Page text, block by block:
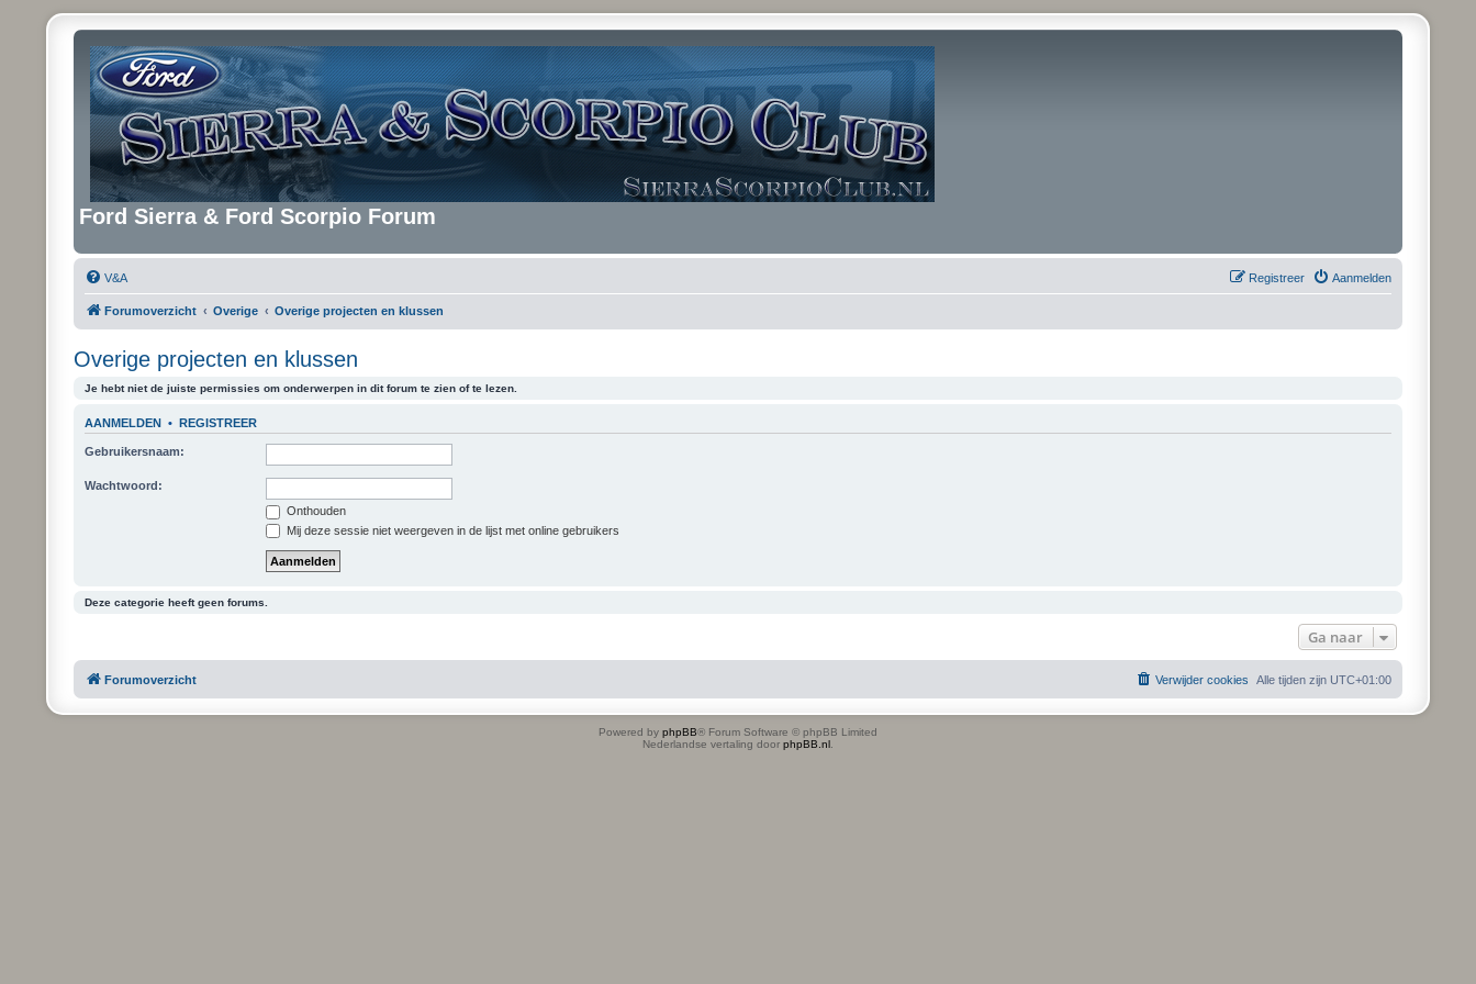
Ford Sierra & Ford Scorpio Forum
V&A Aanmelden
Registreer
Forumoverzicht Overige Overige projecten en klussen
Overige projecten en klussen
Je hebt niet de juiste permissies om onderwerpen in dit forum te zien of te lezen.
AANMELDEN •REGISTREER
Gebruikersnaam:
Wachtwoord:
Onthouden
Mij deze sessie niet weergeven in de lijst met online gebruikers
Deze categorie heeft geen forums.
Ga naar
Forumoverzicht Alle tijden zijn UTC+01:00
Verwijder cookies
Powered by phpBB® Forum Software © phpBB Limited
Nederlandse vertaling door phpBB.nl.